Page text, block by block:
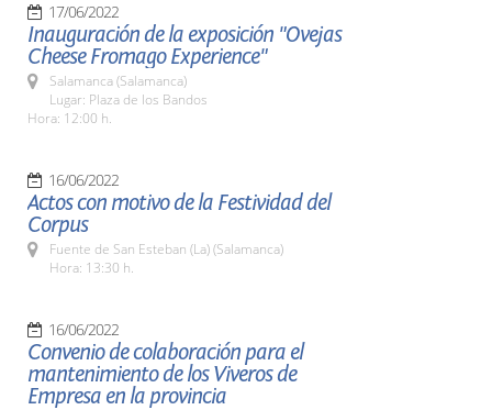
17/06/2022
Inauguración de la exposición "Ovejas
Cheese Fromago Experience"
Salamanca (Salamanca)
Lugar: Plaza de los Bandos
Hora: 12:00 h.
16/06/2022
Actos con motivo de la Festividad del
Corpus
Fuente de San Esteban (La) (Salamanca)
Hora: 13:30 h.
16/06/2022
Convenio de colaboración para el
mantenimiento de los Viveros de
Empresa en la provincia